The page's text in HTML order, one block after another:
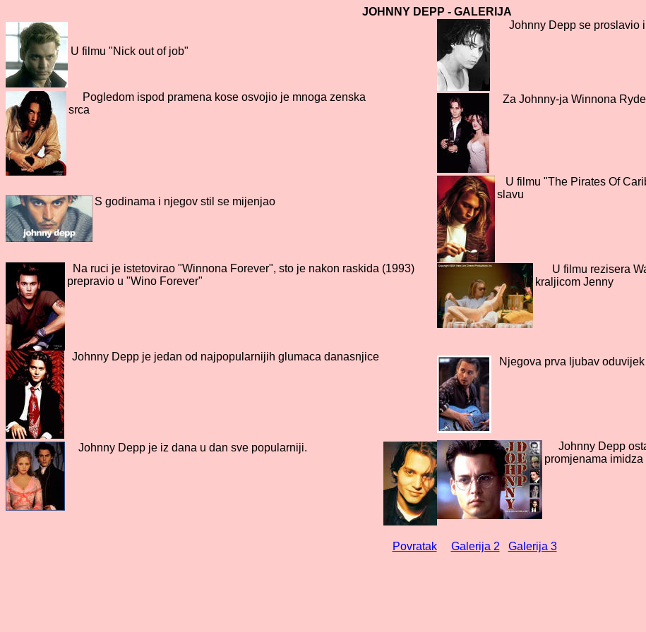
JOHNNY DEPP - GALERIJA
U filmu "Nick out of job"
Johnny Depp se proslavio
Pogledom ispod pramena kose osvojio je mnoga zenska
srca
Za Johnny-ja Winnona
S godinama i njegov stil se mijenjao
U filmu "The Pirates Of
Na ruci je istetovirao "Winnona Forever", sto je nakon raskida (1993)
prepravio u "Wino Forever"
U filmu rezisera
kraljicom Jenny
Johnny Depp je jedan od najpopularnijih glumaca danasnjice Njegova prva ljubav
Johnny Depp je iz dana u dan sve popularniji.
Johnny Depp
promjenama imidza
Povratak Galerija 2 Galerija 3